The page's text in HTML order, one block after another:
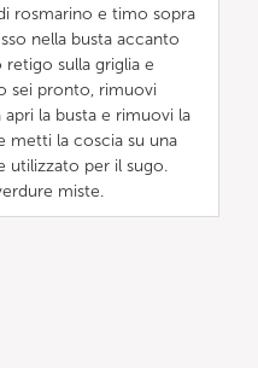
rosmarino e timo sopra
nella busta accanto
sulla griglia e
sei pronto, rimuovi
la busta e rimuovi la
metti la coscia su una
utilizzato per il sugo.
miste.